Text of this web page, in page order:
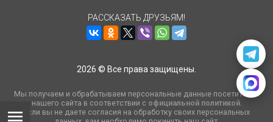
РАССКАЗАТЬ ДРУЗЬЯМ!
2026 © Все права защищены.
Мы получаем и обрабатываем персональные данные посетителей
нашего сайта в соответствии с официальной политикой.
Если вы не даете согласия на обработку своих персональных